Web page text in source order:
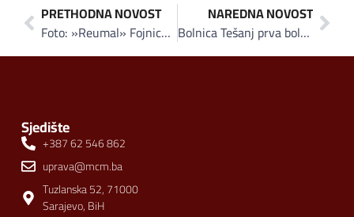
PRETHODNA NOVOST
Foto: »Reumal» Fojnica – Sve spremno za sutrašnje otvorenje “Banje»
NAREDNA NOVOST
Bolnica Tešanj prva bolnica u BiH koja koristi UV-C tehnologiju za dezinfekciju zraka u operacionim salama
Sjedište
+387 62 546 862
uprava@mcm.ba
Tuzlanska 52, 71000
Sarajevo, BiH